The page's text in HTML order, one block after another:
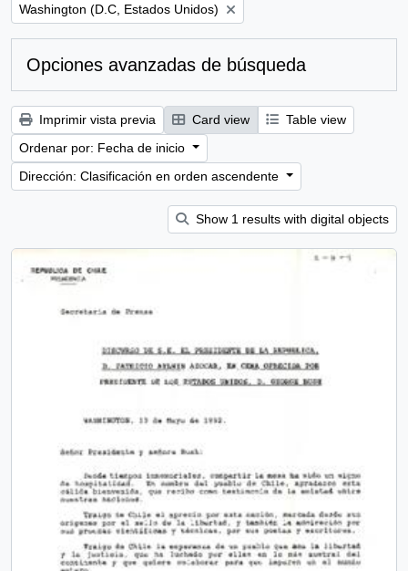
Remove filter:
Washington (D.C, Estados Unidos)
Opciones avanzadas de búsqueda
Imprimir vista previa Card view
Table view
Ordenar por: Fecha de inicio
Dirección: Clasificación en orden ascendente
Show 1 results with digital objects